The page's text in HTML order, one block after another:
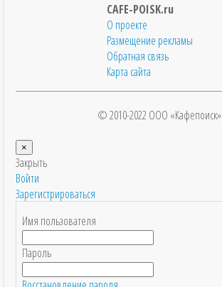
CAFE-POISK.ru
О проекте
Размещение рекламы
Обратная связь
Карта сайта
© 2010-2022 ООО «Кафепоиск»
×
Закрыть
Войти
Зарегистрироваться
Имя пользователя
Пароль